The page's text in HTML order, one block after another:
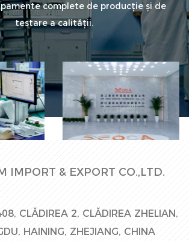
complete de producție și de
testare a calității.
Linie de
producție
IMPORT & EXPORT CO.,LTD.
CLĂDIREA 2, CLĂDIREA ZHELIAN,
HAINING, ZHEJIANG, CHINA